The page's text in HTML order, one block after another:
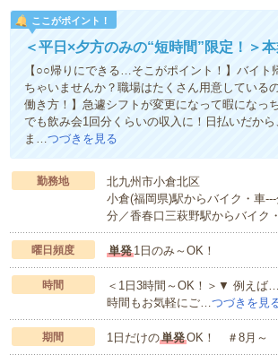
ここがポイント！
＜平日×夕方のみの“短時間”限定！＞
【○○帰りにできる…そこがポイント！】バイ
ちゃいませんか？職場はたくさん用意している
働き方！】急遽シフトが変更になって暇にな
でも飲み会1回分くらいの収入に！日払いだか
ま…つづきを見る
勤務地
北九州市小倉北区
小倉(福岡県)駅からバイク・車
分／香春口三萩野駅からバイク
曜日頻度 単発1日のみ～OK！
時間
＜1日3時間～OK！＞▼ 例えば
時間もお気軽にご…つづきを見
期間 1日だけの単発OK！ ＃8月～